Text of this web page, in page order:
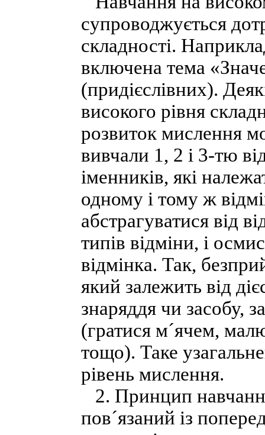
супроводжується
складності.
включена тема
(придієслівних).
високого рівня
розвиток мислення
вивчали 1, 2 і 3-тю
іменників, які
одному і тому ж
абстрагуватися від
типів відміни, і
відмінка. Так,
який залежить від
знаряддя чи засобу,
(гратися м´ячем,
тощо). Таке
рівень мислення.
2. Принцип
пов´язаний із